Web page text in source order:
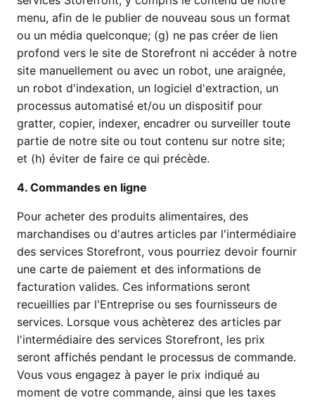
menu, afin de le publier de nouveau sous un format
ou un média quelconque; (g) ne pas créer de lien
profond vers le site de Storefront ni accéder à notre
site manuellement ou avec un robot, une araignée,
un robot d'indexation, un logiciel d'extraction, un
processus automatisé et/ou un dispositif pour
gratter, copier, indexer, encadrer ou surveiller toute
partie de notre site ou tout contenu sur notre site;
et (h) éviter de faire ce qui précède.
4. Commandes en ligne
Pour acheter des produits alimentaires, des
marchandises ou d'autres articles par l'intermédiaire
des services Storefront, vous pourriez devoir fournir
une carte de paiement et des informations de
facturation valides. Ces informations seront
recueillies par l'Entreprise ou ses fournisseurs de
services. Lorsque vous achèterez des articles par
l'intermédiaire des services Storefront, les prix
seront affichés pendant le processus de commande.
Vous vous engagez à payer le prix indiqué au
moment de votre commande, ainsi que les taxes